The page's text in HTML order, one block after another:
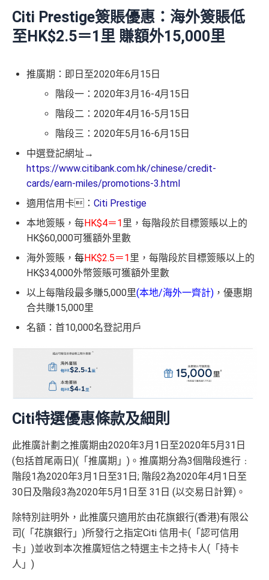
Citi Prestige簽賬優惠：海外簽賬低
至HK$2.5＝1里 賺額外15,000里
推廣期：即日至2020年6月15日
階段一：2020年3月16-4月15日
階段二：2020年4月16-5月15日
階段三：2020年5月16-6月15日
中選登記網址→
https://www.citibank.com.hk/chinese/credit-
cards/earn-miles/promotions-3.html
適用信用卡： Citi Prestige
本地簽賬，每HK$4＝1 里，每階段於目標簽賬以上的
HK$60,000可獲額外里數
海外簽賬， 每HK$2.5＝1 里，每階段於目標簽賬以上的
HK$34,000外幣簽賬可獲額外里數
以上每階段最多賺5,000里(本地/海外一齊計) ，優惠期
合共賺15,000里
名額：首10,000名登記用戶
Citi特選優惠條款及細則
此推廣計劃之推廣期由2020年3月1日至2020年5月31日
(包括首尾兩日)(「推廣期」)。推廣期分為3個階段進行﹕
階段1為2020年3月1日至31日; 階段2為2020年4月1日至
30日及階段3為2020年5月1日至 31日 (以交易日計算)。
除特別註明外，此推廣只適用於由花旗銀行(香港)有限公
司(「花旗銀行」)所發行之指定Citi 信用卡(「認可信用
卡」)並收到本次推廣短信之特選主卡之持卡人(「持卡
人」)